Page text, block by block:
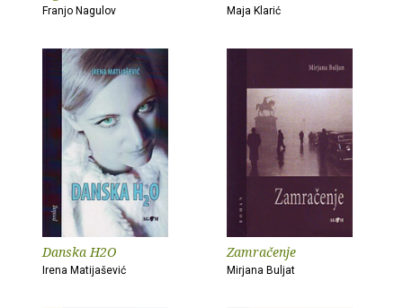
Franjo Nagulov Maja Klarić
Danska H2O
Irena Matijašević
Zamračenje
Mirjana Buljat